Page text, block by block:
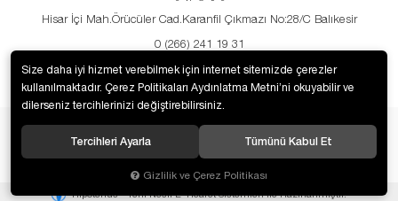
Hisar İçi Mah.Örücüler Cad.Karanfil Çıkmazı No:28/C Balıkesir
0 (266) 241 19 31
destek@modenaayakkabi.com
© 2019 Modena Ayakkabı. Tüm hakları saklıdır.
Hipotenüs Yeni Nesil E-Ticaret Sistemleri ile Hazırlanmıştır.
Size daha iyi hizmet verebilmek için internet sitemizde çerezler
kullanılmaktadır. Çerez Politikaları Aydınlatma Metni’ni okuyabilir ve
dilerseniz tercihlerinizi değiştirebilirsiniz.
Tercihleri Ayarla Tümünü Kabul Et
Gizlilik ve Çerez Politikası